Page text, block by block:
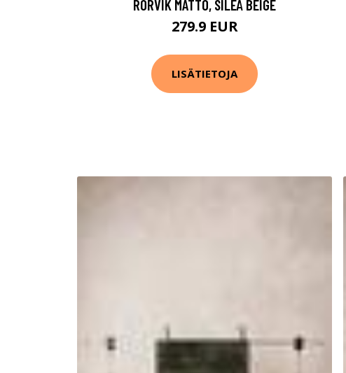
RÖRVIK MATTO, SILEÄ BEIGE
279.9 EUR
LISÄTIETOJA